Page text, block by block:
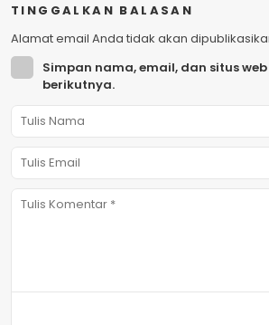
TINGGALKAN BALASAN
Alamat email Anda tidak akan
Simpan nama, email, dan situs
berikutnya.